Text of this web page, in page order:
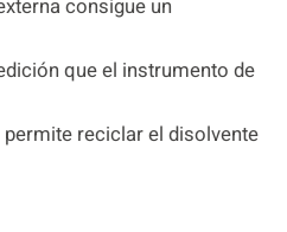
consigue un
que el instrumento de
reciclar el disolvente